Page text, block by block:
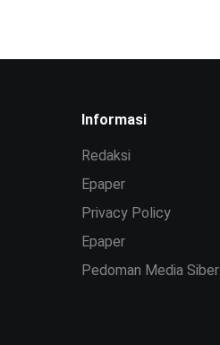
Informasi
Redaksi
Epaper
Privacy Policy
Epaper
Pedoman Media Siber